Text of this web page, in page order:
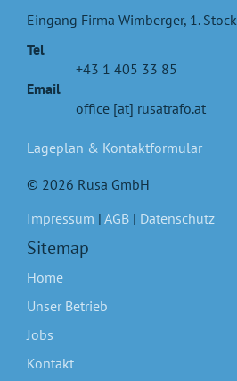
Eingang Firma Wimberger, 1. Stock
Tel
+43 1 405 33 85
Email
office [at] rusatrafo.at
Lageplan & Kontaktformular
© 2026 Rusa GmbH
Impressum | AGB | Datenschutz
Sitemap
Home
Unser Betrieb
Jobs
Kontakt